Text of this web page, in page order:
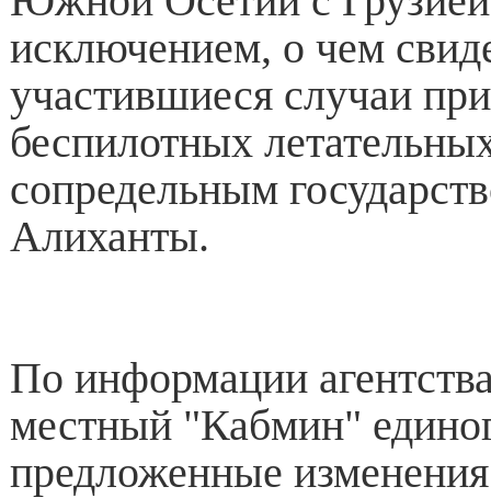
исключением, о чем
участившиеся случаи
беспилотных
сопредельным
Алиханты.
По информации
местный "Кабмин"
предложенные